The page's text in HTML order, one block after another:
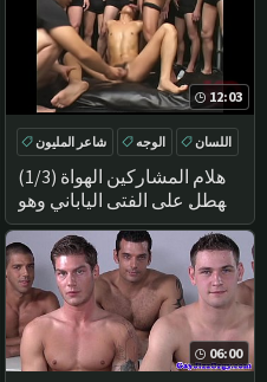
12:03
(1/3) هلام المشاركين الهواة
يهطل على الفتى الياباني وهو
يتشابك مع شريك حملق!
شاعر المليون الوجه
اللسان
الآسيوية
06:00